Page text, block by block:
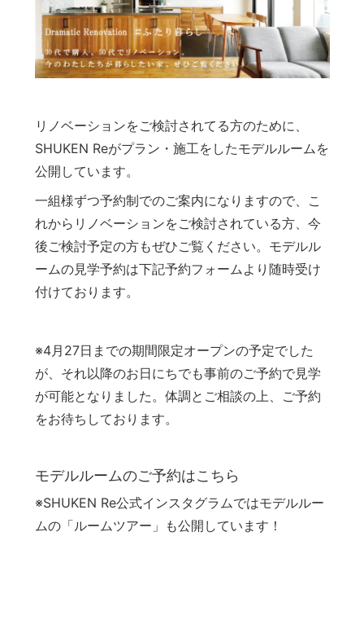
リノベーションをご検討されてる方のために、
SHUKEN Reがプラン・施工をしたモデルルームを
公開しています。
一組様ずつ予約制でのご案内になりますので、こ
れからリノベーションをご検討されている方、今
後ご検討予定の方もぜひご覧ください。モデルル
ームの見学予約は下記予約フォームより随時受け
付けております。
※4月27日までの期間限定オープンの予定でした
が、それ以降のお日にちでも事前のご予約で見学
が可能となりました。体調とご相談の上、ご予約
をお待ちしております。
モデルルームのご予約はこちら
※SHUKEN Re公式インスタグラムではモデルルー
ムの「ルームツアー」も公開しています！